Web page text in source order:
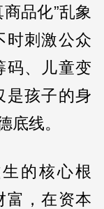
品化”乱象
时刺激公众
码、儿童变
是孩子的身
底线。
的核心根
富，在资本